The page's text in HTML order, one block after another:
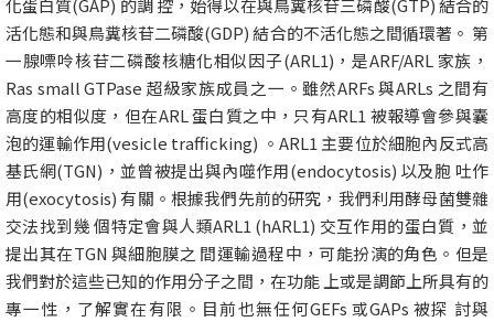
化蛋白質(GAP) 的調 控，始得以在與鳥糞核苷三磷酸(GTP) 結合的
活化態和與鳥糞核苷二磷酸(GDP) 結合的不活化態之間循環著。 第
一腺嘌呤核苷二磷酸核糖化相似因子(ARL1)，是ARF/ARL 家族，
Ras small GTPase 超級家族成員之一。雖然ARFs 與ARLs 之間有
高度的相似度，但在ARL 蛋白質之中，只有ARL1 被報導會參與囊
泡的運輸作用(vesicle trafficking) 。ARL1 主要位於細胞內反式高
基氏網(TGN)，並曾被提出與內噬作用(endocytosis) 以及胞 吐作
用(exocytosis) 有關。根據我們先前的研究，我們利用酵母菌雙雜
交法找到幾 個特定會與人類ARL1 (hARL1) 交互作用的蛋白質，並
提出其在TGN 與細胞膜之 間運輸過程中，可能扮演的角色。但是
我們對於這些已知的作用分子之間，在功能 上或是調節上所具有的
專一性，了解實在有限。目前也無任何GEFs 或GAPs 被探 討與